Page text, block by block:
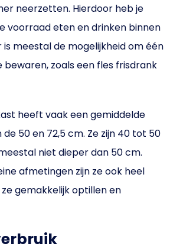
neerzetten. Hierdoor heb je
voorraad eten en drinken binnen
is meestal de mogelijkheid om één
zoals een fles frisdrank
heeft vaak een gemiddelde
50 en 72,5 cm. Ze zijn 40 tot 50
niet dieper dan 50 cm.
afmetingen zijn ze ook heel
ze gemakkelijk optillen en